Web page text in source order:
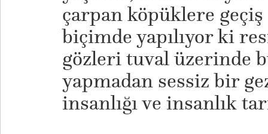
çarpan köpüklere
biçimde yapılıyor ki
gözleri tuval üzerinde
yapmadan sessiz bir
insanlığı ve insanlık